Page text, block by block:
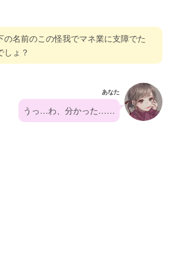
の名前のこの怪我でマネ業に支障でた
しょ？
あなた
うっ…わ、分かった……